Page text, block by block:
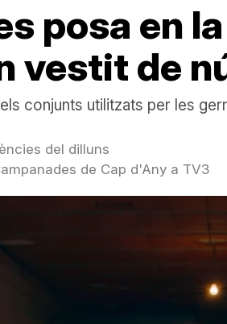
posa en
vestit de
conjunts utilitzats per les
del dilluns
de Cap d'Any a TV3